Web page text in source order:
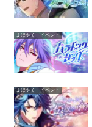
まほやく イベント
まほやく イベント